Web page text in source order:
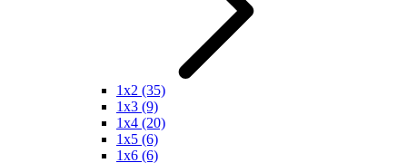
1x2 (35)
1x3 (9)
1x4 (20)
1x5 (6)
1x6 (6)